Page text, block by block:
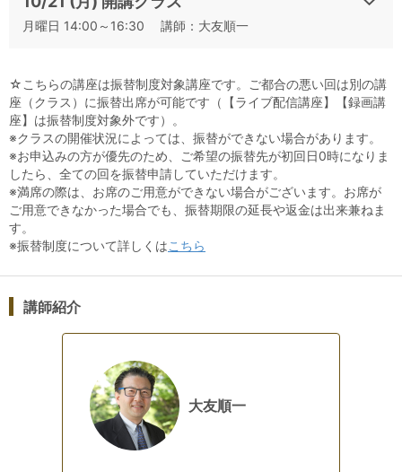
お申込みの方は、出席・欠席に関わらず後日録画配信
を閲覧いただけます。
※録画閲覧期限：11/5から公開～2024年11月25日(月)ま
で
◆動画閲覧方法
・受講生向けマイページ
・マイページにログイン後「動画視聴」アイコンより
※動画閲覧期限：2024年11月5日(火)～2024年11月25
日(月)まで
月曜日 14:00～16:30 講師：大友順一
☆こちらの講座は振替制度対象講座です。ご都合の悪い回は別の講
座（クラス）に振替出席が可能です（【ライブ配信講座】【録画講
座】は振替制度対象外です）。
※クラスの開催状況によっては、振替ができない場合があります。
※お申込みの方が優先のため、ご希望の振替先が初回日0時になりま
したら、全ての回を振替申請していただけます。
※満席の際は、お席のご用意ができない場合がございます。お席が
ご用意できなかった場合でも、振替期限の延長や返金は出来兼ねま
す。
※振替制度について詳しくはこちら
講師紹介
大友順一